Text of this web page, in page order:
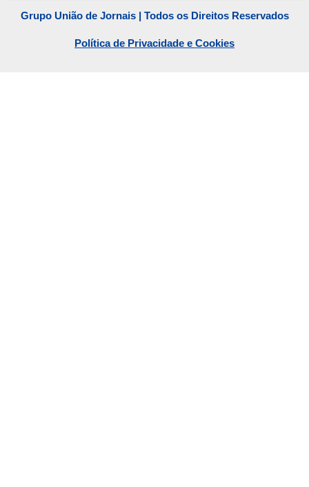
Grupo União de Jornais | Todos os Direitos Reservados
Política de Privacidade e Cookies